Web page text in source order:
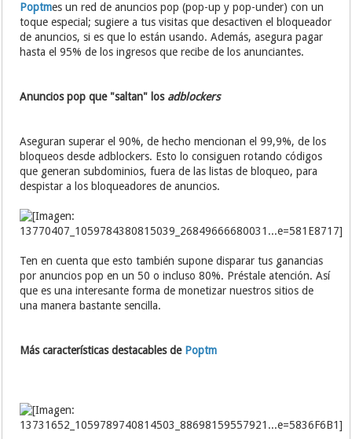
Poptmes un red de anuncios pop (pop-up y pop-under) con un
toque especial; sugiere a tus visitas que desactiven el bloqueador
de anuncios, si es que lo están usando. Además, asegura pagar
hasta el 95% de los ingresos que recibe de los anunciantes.
Anuncios pop que "saltan" los adblockers
Aseguran superar el 90%, de hecho mencionan el 99,9%, de los
bloqueos desde adblockers. Esto lo consiguen rotando códigos
que generan subdominios, fuera de las listas de bloqueo, para
despistar a los bloqueadores de anuncios.
Ten en cuenta que esto también supone disparar tus ganancias
por anuncios pop en un 50 o incluso 80%. Préstale atención. Así
que es una interesante forma de monetizar nuestros sitios de
una manera bastante sencilla.
Más características destacables de Poptm